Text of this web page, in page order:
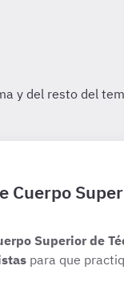
Cuerpo
Superior de
para que